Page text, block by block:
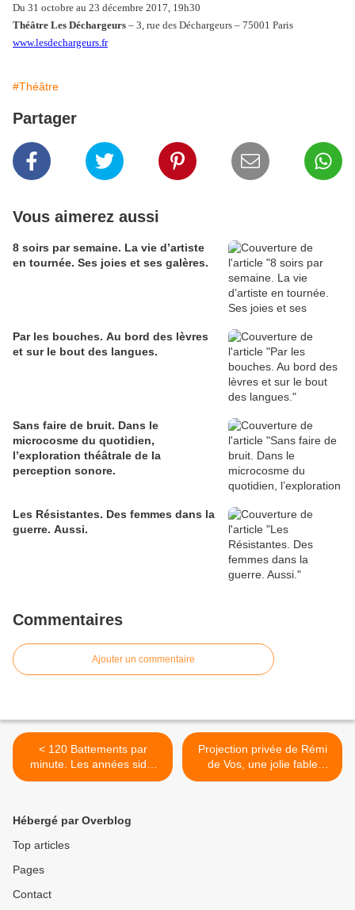
Du 31 octobre au 23 décembre 2017, 19h30
Théâtre Les Déchargeurs – 3, rue des Déchargeurs – 75001 Paris
www.lesdechargeurs.fr
#Théâtre
Partager
Vous aimerez aussi
8 soirs par semaine. La vie d’artiste
en tournée. Ses joies et ses galères.
Par les bouches. Au bord des lèvres
et sur le bout des langues.
Sans faire de bruit. Dans le
microcosme du quotidien,
l’exploration théâtrale de la
perception sonore.
Les Résistantes. Des femmes dans la
guerre. Aussi.
Commentaires
Ajouter un commentaire
< 120 Battements par
minute. Les années sida,
entre manifestations
Projection privée de Rémi
de Vos, une jolie fable
moderne croquignolesque.
Hébergé par Overblog
Top articles
Pages
Contact